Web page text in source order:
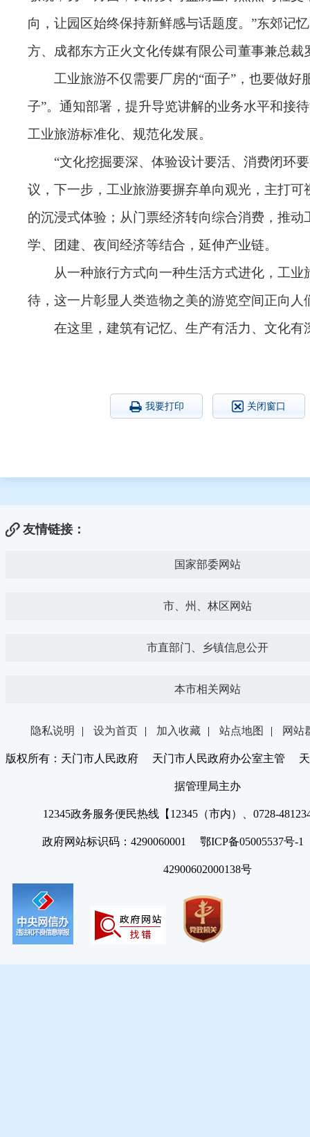
向，让园区始终保持新鲜感与话题度。”东郊记
方、成都东方正火文化传媒有限公司董事兼总裁
工业旅游不仅需要厂房的“面子”，也要做好
子”。通知部署，提升导览讲解的业务水平和接
工业旅游标准化、规范化发展。
“文化挖掘要深、体验设计要活、消费闭环
议，下一步，工业旅游要摒弃单向观光，主打可
的沉浸式体验；从门票经济转向综合消费，推动
学、团建、夜间经济等结合，延伸产业链。
从一种旅行方式向一种生活方式进化，工业
待，这一片彰显人类造物之美的游览空间正向人
在这里，建筑有记忆、生产有活力、文化有
我要打印 关闭窗口
友情链接：
国家部委网站
市、州、林区网站
市直部门、乡镇信息公开
本市相关网站
隐私说明 设为首页 加入收藏 站点地图 网站
版权所有：天门市人民政府 天门市人民政府办公室主管 天
据管理局主办
12345政务服务便民热线【12345（市内）、0728-
政府网站标识码：4290060001 鄂ICP备05005537号
42900602000138号